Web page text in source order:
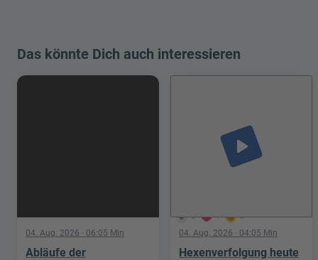
Das könnte Dich auch interessieren
04. Aug. 2026 · 06:05 Min
Abläufe der
5 1 0
play_arrow
04. Aug. 2026 · 04:05 Min
Hexenverfolgung heute